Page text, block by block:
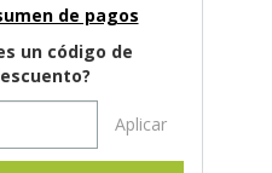
de pagos
un código de
Aplicar